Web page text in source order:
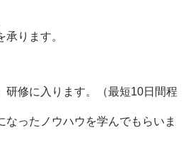
ります。
研修に入ります。（最短10日間程
なったノウハウを学んでもらいま